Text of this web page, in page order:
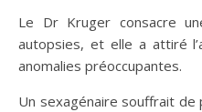
Le Dr Kruger consacre
autopsies, et elle a attiré
anomalies préoccupantes.
Un sexagénaire souffrait de